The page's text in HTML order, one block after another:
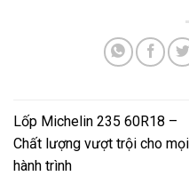
Lốp Michelin 235 60R18 –
Chất lượng vượt trội cho mọi
hành trình